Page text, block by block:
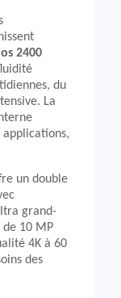
2400
du
La
un double
grand-
10 MP
4K à 60
des